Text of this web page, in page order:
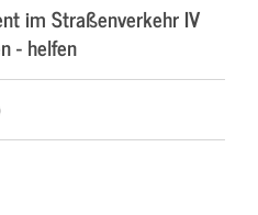
im Straßenverkehr IV
- helfen